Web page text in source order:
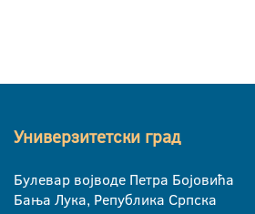
Универзитетски град
Булевар војводе Петра Бојовића
Бања Лука, Република Српска